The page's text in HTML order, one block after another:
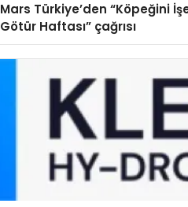
Mars Türkiye’den “Köpeğini
Götür Haftası” çağrısı